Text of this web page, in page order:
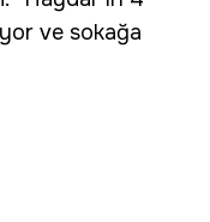
ve sokağa